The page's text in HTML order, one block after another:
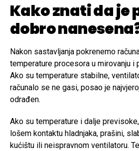
Kako znati da je
dobro
Nakon sastavljanja pokrenemo
temperature procesora u mirovanju i
Ako su temperature stabilne,
računalo se ne gasi, posao je
odrađen.
Ako su temperature i dalje
lošem kontaktu hladnjaka, prašini,
kućištu ili neispravnom ventilatoru.